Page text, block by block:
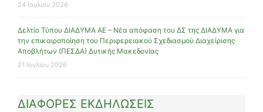
24 Ιουλίου 2026
Δελτίο Τύπου ΔΙΑΔΥΜΑ ΑΕ – Νέα απόφαση του ΔΣ της ΔΙΑΔΥΜΑ για
την επικαιροποίηση του Περιφερειακού Σχεδιασμού Διαχείρισης
Αποβλήτων (ΠΕΣΔΑ) Δυτικής Μακεδονίας
21 Ιουλίου 2026
ΔΙΑΦΟΡΕΣ ΕΚΔΗΛΩΣΕΙΣ